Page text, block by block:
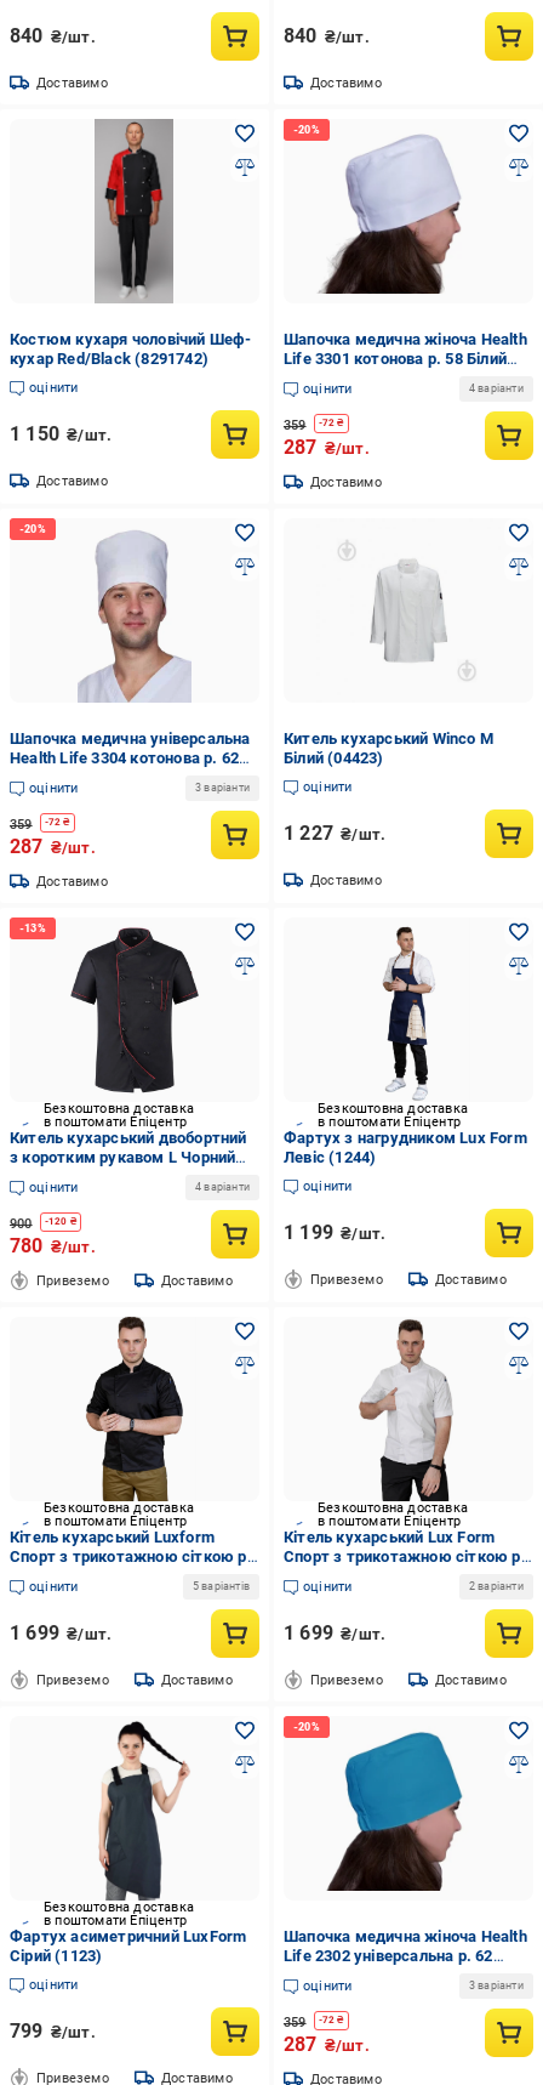
840 ₴/шт.
Доставимо
840 ₴/шт.
Доставимо
Костюм кухаря чоловічий Шеф-
кухар Red/Black (8291742)
оцінити
1 150 ₴/шт.
Доставимо
Шапочка медична жіноча Health
Life 3301 котонова р. 58 Білий
(21-114-3301.58)
оцінити 4 варіанти
359 -72 ₴
287 ₴/шт.
Доставимо
Шапочка медична універсальна
Health Life 3304 котонова р. 62
Білий (21-114-3304.62)
оцінити 3 варіанти
359 -72 ₴
287 ₴/шт.
Доставимо
Китель кухарський Winco M
Білий (04423)
оцінити
1 227 ₴/шт.
Доставимо
Безкоштовна доставка
в поштомати Епіцентр
Китель кухарський двобортний
з коротким рукавом L Чорний
(301_3)
оцінити 4 варіанти
900 -120 ₴
780 ₴/шт.
Привеземо Доставимо
Безкоштовна доставка
в поштомати Епіцентр
Фартух з нагрудником Lux Form
Левіс (1244)
оцінити
1 199 ₴/шт.
Привеземо Доставимо
Безкоштовна доставка
в поштомати Епіцентр
Кітель кухарський Luxform
Спорт з трикотажною сіткою р.
50 Чорний (1111)
оцінити 5 варіантів
1 699 ₴/шт.
Привеземо Доставимо
Безкоштовна доставка
в поштомати Епіцентр
Кітель кухарський Lux Form
Спорт з трикотажною сіткою р.
56 Білий (2222)
оцінити 2 варіанти
1 699 ₴/шт.
Привеземо Доставимо
Безкоштовна доставка
в поштомати Епіцентр
Фартух асиметричний LuxForm
Сірий (1123)
оцінити
799 ₴/шт.
Привеземо Доставимо
Шапочка медична жіноча Health
Life 2302 універсальна р. 62
Бірюзовий (21-114-2302.62)
оцінити 3 варіанти
359 -72 ₴
287 ₴/шт.
Доставимо